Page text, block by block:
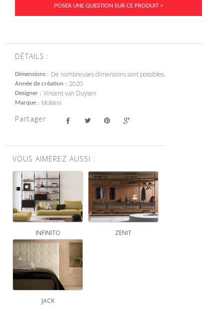
POSER UNE QUESTION SUR CE PRODUIT >
DÉTAILS :
Dimensions De nombreuses dimensions sont possibles.
Année de création 2020
Designer Vincent van Duysen
Marque Molteni
Partager
VOUS AIMEREZ AUSSI :
INFINITO ZENIT
JACK